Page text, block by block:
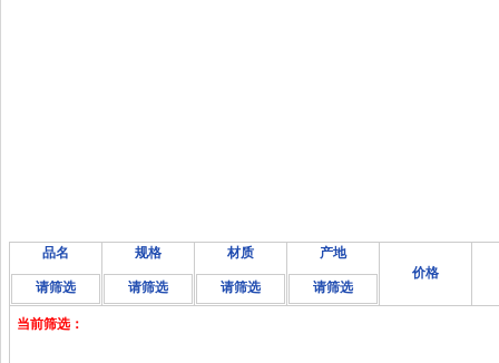
品名
请筛选
规格
请筛选
材质
请筛选
产地
请筛选
价格
当前筛选：